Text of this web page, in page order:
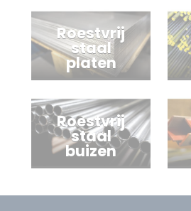
Roestvrij
staal
platen
Roestvrij
staal
buizen